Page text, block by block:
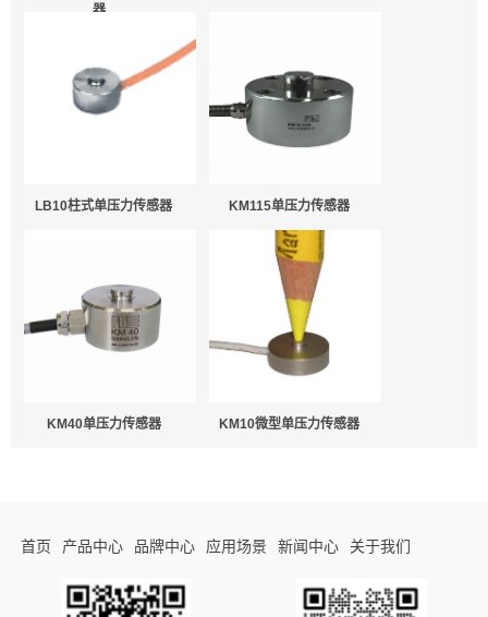
器...
LB10柱式单压力传感器 KM115单压力传感器
KM40单压力传感器 KM10微型单压力传感器
首页 产品中心 品牌中心 应用场景 新闻中心 关于我们